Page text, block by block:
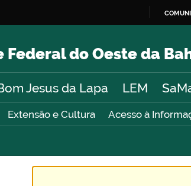
Federal do Oeste da
Jesus da Lapa LEM
Extensão e Cultura Acesso à